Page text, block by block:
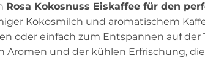
Rosa Kokosnuss Eiskaffee für den
Kokosmilch und aromatischem
oder einfach zum Entspannen auf der
und der kühlen Erfrischung,